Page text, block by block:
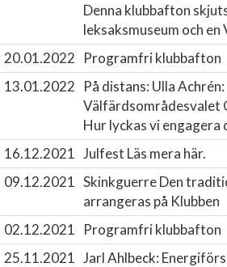
Denna klubbafton
leksaksmuseum och
20.01.2022
Programfri klubbafton
13.01.2022
På distans: Ulla Achrén:
Välfärdsområdesvalet
Hur lyckas vi engagera
16.12.2021 Julfest Läs mera här.
09.12.2021 SkinkguerreDen
arrangeras på Klubben
02.12.2021
Programfri klubbafton
25.11.2021 Jarl Ahlbeck: